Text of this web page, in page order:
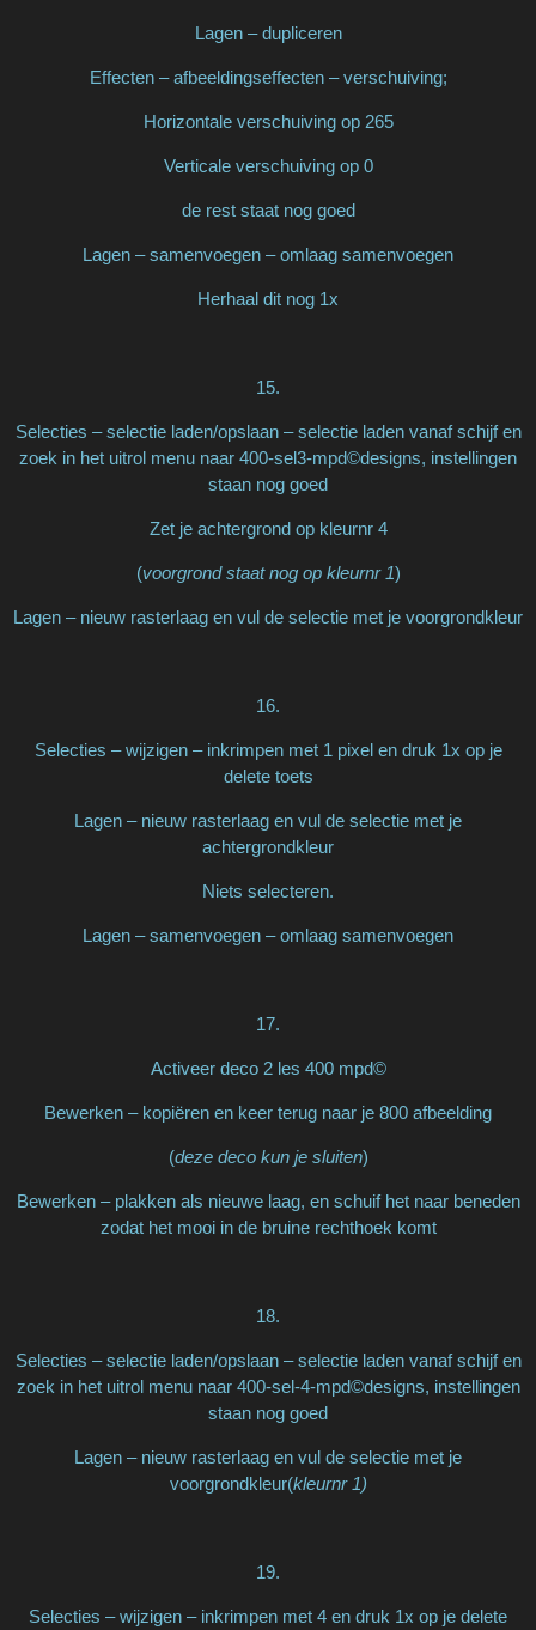
Lagen – dupliceren
Effecten – afbeeldingseffecten – verschuiving;
Horizontale verschuiving op 265
Verticale verschuiving op 0
de rest staat nog goed
Lagen – samenvoegen – omlaag samenvoegen
Herhaal dit nog 1x
15.
Selecties – selectie laden/opslaan – selectie laden vanaf schijf en
zoek in het uitrol menu naar 400-sel3-mpd©designs, instellingen
staan nog goed
Zet je achtergrond op kleurnr 4
(voorgrond staat nog op kleurnr 1)
Lagen – nieuw rasterlaag en vul de selectie met je voorgrondkleur
16.
Selecties – wijzigen – inkrimpen met 1 pixel en druk 1x op je
delete toets
Lagen – nieuw rasterlaag en vul de selectie met je
achtergrondkleur
Niets selecteren.
Lagen – samenvoegen – omlaag samenvoegen
17.
Activeer deco 2 les 400 mpd©
Bewerken – kopiëren en keer terug naar je 800 afbeelding
(deze deco kun je sluiten)
Bewerken – plakken als nieuwe laag, en schuif het naar beneden
zodat het mooi in de bruine rechthoek komt
18.
Selecties – selectie laden/opslaan – selectie laden vanaf schijf en
zoek in het uitrol menu naar 400-sel-4-mpd©designs, instellingen
staan nog goed
Lagen – nieuw rasterlaag en vul de selectie met je
voorgrondkleur(kleurnr 1)
19.
Selecties – wijzigen – inkrimpen met 4 en druk 1x op je delete